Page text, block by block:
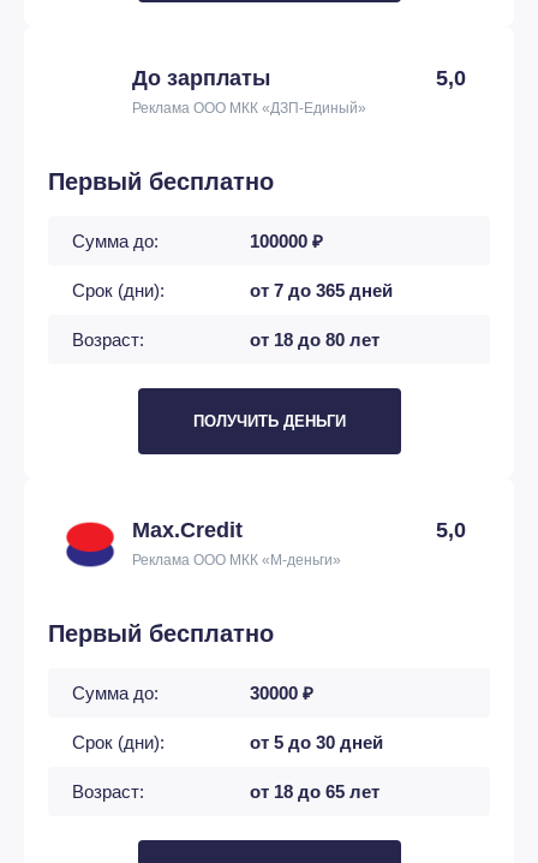
До зарплаты 5,0
Реклама ООО МКК «ДЗП-Единый»
Первый бесплатно
Сумма до: 100000 ₽
Срок (дни): от 7 до 365 дней
Возраст: от 18 до 80 лет
ПОЛУЧИТЬ ДЕНЬГИ
Max.Credit 5,0
Реклама ООО МКК «М-деньги»
Первый бесплатно
Сумма до: 30000 ₽
Срок (дни): от 5 до 30 дней
Возраст: от 18 до 65 лет